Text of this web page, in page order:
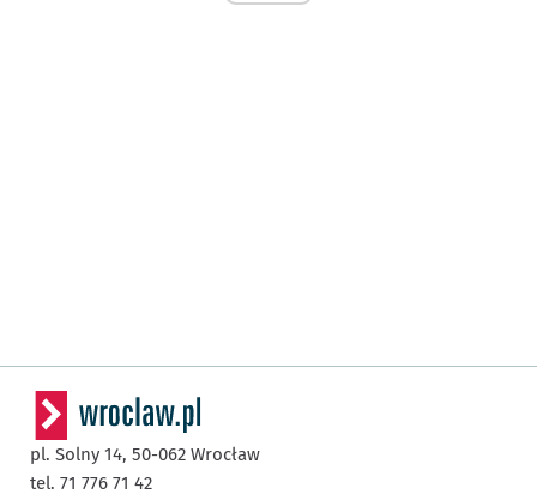
pl. Solny 14, 50-062 Wrocław
tel. 71 776 71 42